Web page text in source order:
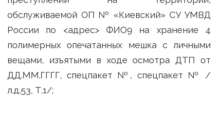
обслуживаемой ОП № «Киевский» СУ УМВД
России по <адрес> ФИО9 на хранение 4
полимерных опечатанных мешка с личными
вещами, изъятыми в ходе осмотра ДТП от
ДД.ММ.ГГГГ, спецпакет №, спецпакет № /
л.д.53, Т.1/;